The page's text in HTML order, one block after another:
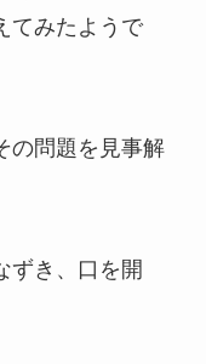
てみたようで
の問題を見事解
ずき、口を開